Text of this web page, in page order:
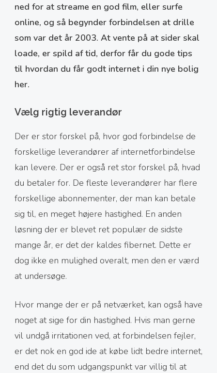
ned for at streame en god film, eller surfe
online, og så begynder forbindelsen at drille
som var det år 2003. At vente på at sider skal
loade, er spild af tid, derfor får du gode tips
til hvordan du får godt internet i din nye bolig
her.
Vælg rigtig leverandør
Der er stor forskel på, hvor god forbindelse de
forskellige leverandører af internetforbindelse
kan levere. Der er også ret stor forskel på, hvad
du betaler for. De fleste leverandører har flere
forskellige abonnementer, der man kan betale
sig til, en meget højere hastighed. En anden
løsning der er blevet ret populær de sidste
mange år, er det der kaldes fibernet. Dette er
dog ikke en mulighed overalt, men den er værd
at undersøge.
Hvor mange der er på netværket, kan også have
noget at sige for din hastighed. Hvis man gerne
vil undgå irritationen ved, at forbindelsen fejler,
er det nok en god ide at købe lidt bedre internet,
end det du som udgangspunkt var villig til at